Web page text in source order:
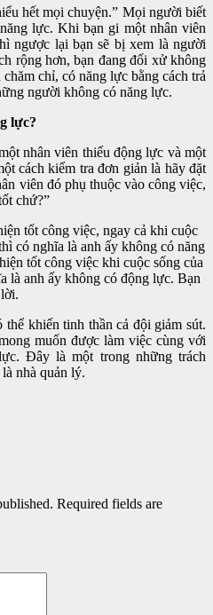
hết mọi chuyện.” Mọi người biết
lực. Khi bạn gi một nhân viên
ngược lại bạn sẽ bị xem là người
rộng hơn, bạn đang đối xử không
chỉ, có năng lực bằng cách trả
người không có năng lực.
lực?
nhân viên thiếu động lực và một
cách kiểm tra đơn giản là hãy đặt
viên đó phụ thuộc vào công việc,
chứ?”
tốt công việc, ngay cả khi cuộc
có nghĩa là anh ấy không có năng
tốt công việc khi cuộc sống của
là anh ấy không có động lực. Bạn
khiến tinh thần cả đội giảm sút.
muốn được làm việc cùng với
Đây là một trong những trách
nhà quản lý.
Required fields are